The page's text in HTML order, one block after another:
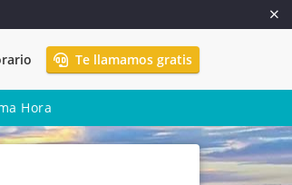
Te llamamos gratis
Hora